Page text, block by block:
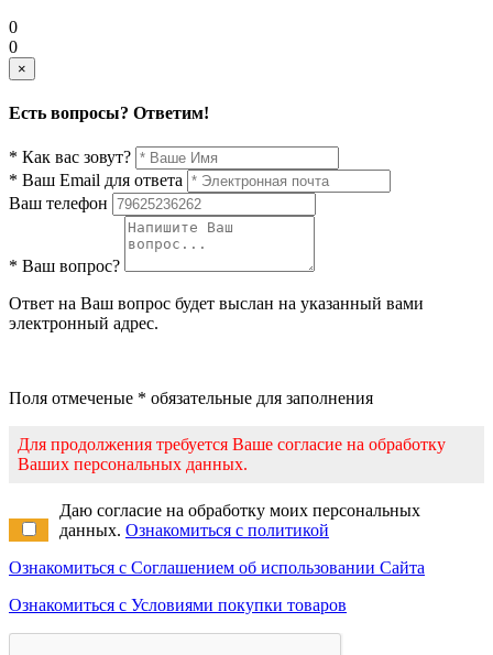
0
0
×
Есть вопросы? Ответим!
* Как вас зовут?
* Ваш Email для ответа
Ваш телефон
* Ваш вопрос?
Ответ на Ваш вопрос будет выслан на указанный вами
электронный адрес.
Поля отмеченые * обязательные для заполнения
Для продолжения требуется Ваше согласие на обработку
Ваших персональных данных.
Даю согласие на обработку моих персональных
данных. Ознакомиться с политикой
Ознакомиться с Соглашением об использовании Сайта
Ознакомиться с Условиями покупки товаров